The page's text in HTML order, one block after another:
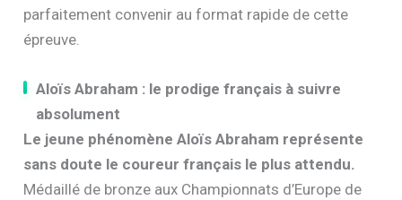
parfaitement convenir au format rapide de cette
épreuve.
Aloïs Abraham : le prodige français à suivre
absolument
Le jeune phénomène Aloïs Abraham représente
sans doute le coureur français le plus attendu.
Médaillé de bronze aux Championnats d’Europe de